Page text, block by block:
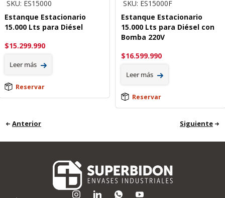
SKU: ES15000
Estanque Estacionario
15.000 Lts para Diésel
$15.299.990
Leer más
Reservar
SKU: ES15000F
Estanque Estacionario
15.000 Lts para Diésel con
Bomba 220V
$16.599.990
Leer más
Reservar
Anterior Siguiente